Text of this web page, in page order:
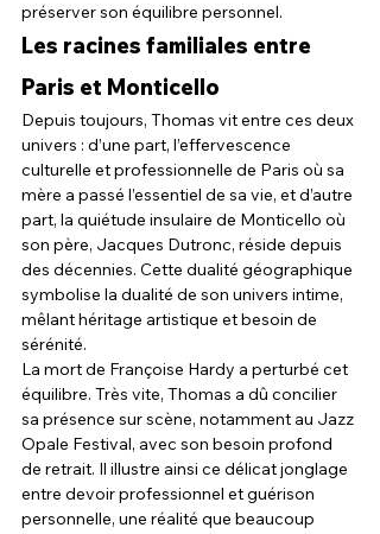
préserver son équilibre personnel.
Les racines familiales entre
Paris et Monticello
Depuis toujours, Thomas vit entre ces deux
univers : d’une part, l’effervescence
culturelle et professionnelle de Paris où sa
mère a passé l’essentiel de sa vie, et d’autre
part, la quiétude insulaire de Monticello où
son père, Jacques Dutronc, réside depuis
des décennies. Cette dualité géographique
symbolise la dualité de son univers intime,
mêlant héritage artistique et besoin de
sérénité.
La mort de Françoise Hardy a perturbé cet
équilibre. Très vite, Thomas a dû concilier
sa présence sur scène, notamment au Jazz
Opale Festival, avec son besoin profond
de retrait. Il illustre ainsi ce délicat jonglage
entre devoir professionnel et guérison
personnelle, une réalité que beaucoup